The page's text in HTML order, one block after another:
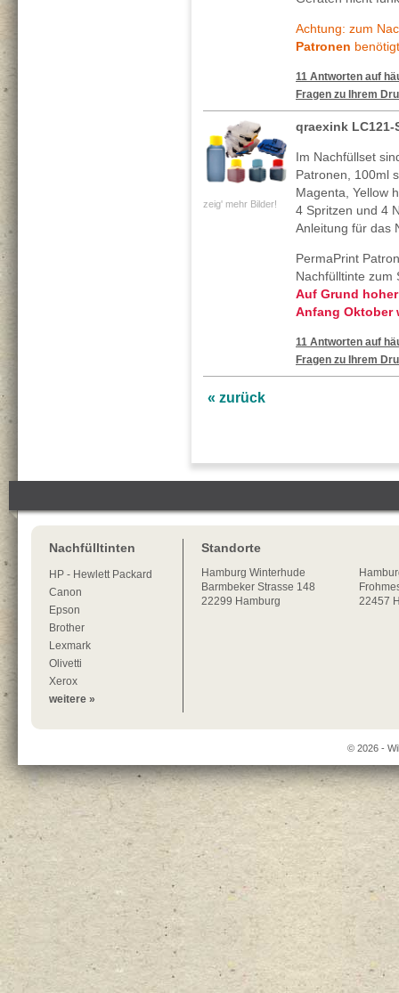
Achtung: zum
Patronen
11 Antworten auf
Fragen zu Ihrem
zeig' mehr Bilder!
qraexink
Im Nachfüllset
Patronen, 100ml
Magenta, Yellow
4 Spritzen und 4
Anleitung für das
PermaPrint
Nachfülltinte zum
Auf Grund
Anfang Oktober
11 Antworten auf
Fragen zu Ihrem
« zurück
Nachfülltinten
HP - Hewlett Packard
Canon
Epson
Brother
Lexmark
Olivetti
Xerox
weitere »
Standorte
Hamburg Winterhude
Barmbeker Strasse 148
22299 Hamburg
22457
© 2026 -